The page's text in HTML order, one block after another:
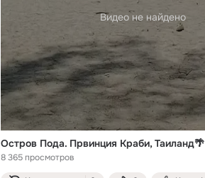
Видео не найдено
Остров Пода. Првинция Краби, Таиланд🌴
8 365 просмотров